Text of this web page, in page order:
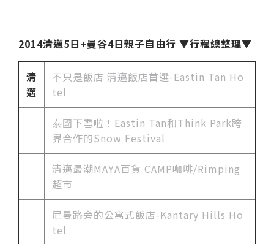
2014清邁5日+曼谷4日親子自由行 ▼行程總整理▼
清
邁
不只是飯店 清邁飯店首選-Eastin Tan Ho
tel
泰國下雪啦！Eastin Tan和Think Park跨
界合作的Snow Festival
清邁最潮MAYA百貨 CAMP咖啡/Rimping
超市
尼曼路旁的公寓式飯店-Kantary Hills Ho
tel